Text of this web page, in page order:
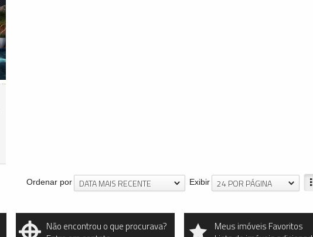
Exibir 24 POR PÁGINA
Ordenar por DATA MAIS RECENTE
Não encontrou o que procurava?
Meus imóveis Favoritos